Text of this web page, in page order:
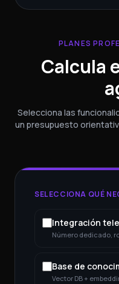
PLANES
Calcula
Selecciona las
un presupuesto
SELECCIONA QUÉ
Integración
Número dedicado,
Base de
Vector DB +